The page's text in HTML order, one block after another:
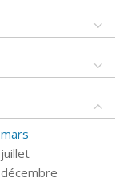
mars
juillet
décembre